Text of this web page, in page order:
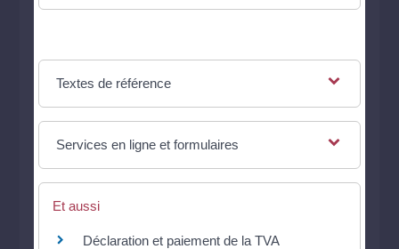
Textes de référence
Services en ligne et formulaires
Et aussi
Déclaration et paiement de la TVA